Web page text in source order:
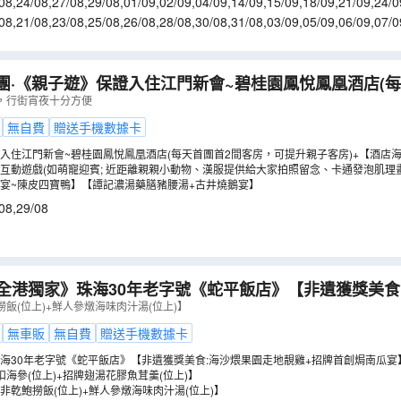
,21/08,23/08,25/08,26/08,28/08,30/08,31/08,03/09,05/09,06/09,07/
·《親子遊》保證入住江門新會~碧桂園鳳悅鳳凰酒店(
子客房)【酒店海鮮自助晚餐】【譚記濃湯藥膳豬腰湯+
（GJHFW02KM）
行街宵夜十分方便
無自費 贈送手機數據卡
住江門新會~碧桂園鳳悅鳳凰酒店(每天首團首2間客房，可提升親子客房)+【酒店
動遊戲(如萌寵迎賓; 近距離親親小動物、漢服提供給大家拍照留念、卡通發泡肌理
~陳皮四寶鴨】【譚記濃湯藥膳豬腰湯+古井燒鵝宴】
,29/08
港獨家》珠海30年老字號《蛇平飯店》【非遺獲獎美
創焗南瓜宴】VIP包廂【鮑汁扣海參(位上)+招牌翅湯
中山中心逸衡酒店 中山珠海澳門2天團
(位上)+鮮人參燉海味肉汁湯(位上)】
無車販 無自費 贈送手機數據卡
30年老字號《蛇平飯店》【非遺獲獎美食:海沙煨果園走地靚雞+招牌首創焗南瓜宴
海參(位上)+招牌翅湯花膠魚茸羹(位上)】
亁鮑撈飯(位上)+鮮人參燉海味肉汁湯(位上)】